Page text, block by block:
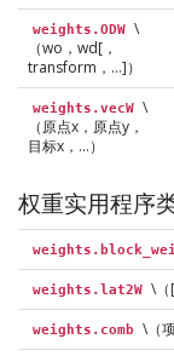
weights.ODW \
（wo，wd[，
transform，…]）
weights.vecW \
（原点x，原点y，
目标x，…）
权重实用程序
weights.lat2W \（
weights.comb \（